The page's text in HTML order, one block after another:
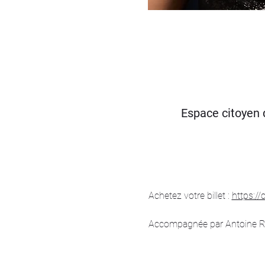
Espace citoyen
Achetez votre billet : https://
Accompagnée par Antoine